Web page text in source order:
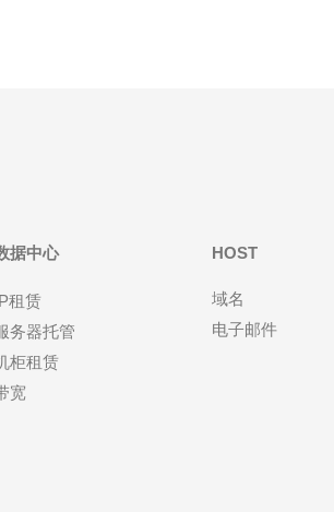
据中心
租赁
务器托管
柜租赁
宽
HOST
域名
电子邮件